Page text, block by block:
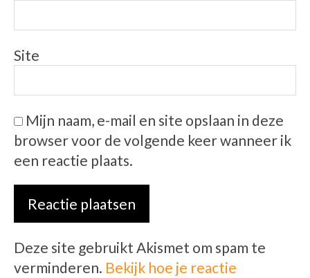
Site
Mijn naam, e-mail en site opslaan in deze
browser voor de volgende keer wanneer ik
een reactie plaats.
Deze site gebruikt Akismet om spam te
verminderen. Bekijk hoe je reactie